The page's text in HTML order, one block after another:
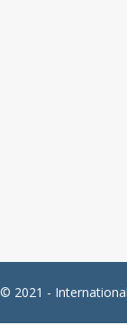
© 2021 -